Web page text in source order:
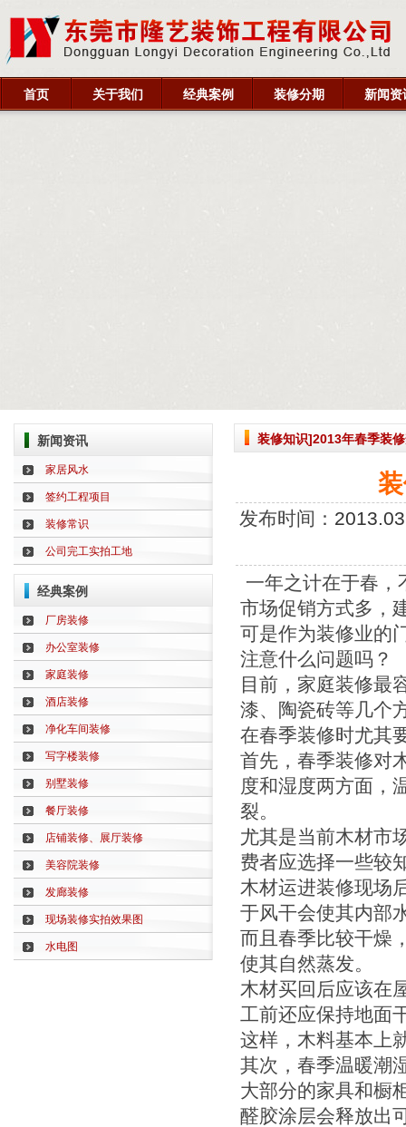
首页 关于我们 经典案例 装修分期 新闻资
新闻资讯
家居风水
签约工程项目
装修常识
公司完工实拍工地
经典案例
厂房装修
办公室装修
家庭装修
酒店装修
净化车间装修
写字楼装修
别墅装修
餐厅装修
店铺装修、展厅装修
美容院装修
发廊装修
现场装修实拍效果图
水电图
装修知识]2013年春季装
发布时间：
一年之计在于春，
市场促销方式多，
可是作为装修业的
注意什么问题吗？
目前，家庭装修最
漆、陶瓷砖等几个
在春季装修时尤其
首先，春季装修对
度和湿度两方面，
裂。
尤其是当前木材市
费者应选择一些较
木材运进装修现场
于风干会使其内部
而且春季比较干燥
使其自然蒸发。
木材买回后应该在
工前还应保持地面
这样，木料基本上
其次，春季温暖潮
大部分的家具和橱
醛胶涂层会释放出